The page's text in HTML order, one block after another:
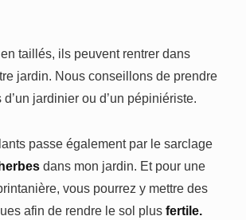
taillés, ils peuvent rentrer dans
jardin. Nous conseillons de prendre
jardinier ou d’un pépiniériste.
passe également par le sarclage
dans mon jardin. Et pour une
vous pourrez y mettre des
afin de rendre le sol plus fertile.